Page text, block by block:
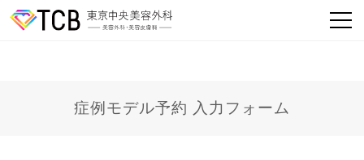
症例モデル予約 入力フォーム